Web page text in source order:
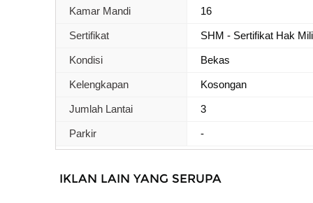
Kamar Mandi 16
Sertifikat SHM - Sertifikat Hak
Kondisi Bekas
Kelengkapan Kosongan
Jumlah Lantai 3
Parkir -
IKLAN LAIN YANG SERUPA